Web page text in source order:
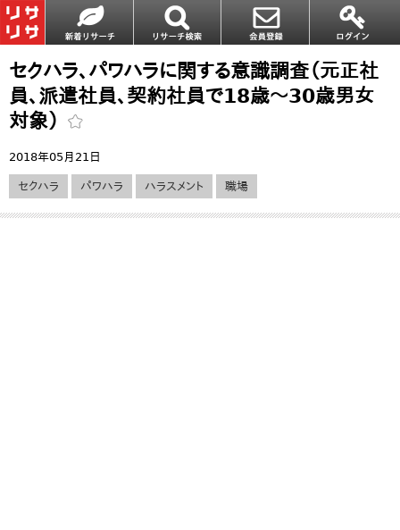
セクハラ、パワハラに関する意識調査（元正社
員、派遣社員、契約社員で18歳～30歳男女
対象）
2018年05月21日
セクハラ パワハラ ハラスメント 職場